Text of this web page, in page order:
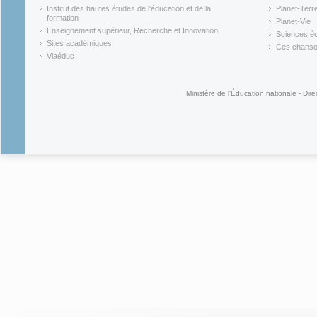
(link is external)
Institut des hautes études de l'éducation et de la
formation
(link is external)
Enseignement supérieur, Recherche et Innovation
(link is external)
Sites académiques
(link is external)
Viaéduc
(link is
Planet-
(link is
Planet-Vie
(link is
Sciences
(link is
Ces
Ministère de l'Éducation nationale -